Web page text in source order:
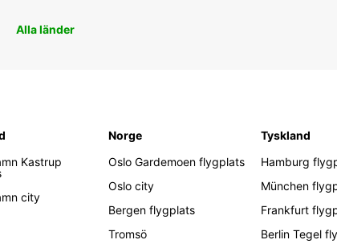
Alla länder
Kastrup
city
Norge
Oslo Gardemoen flygplats
Oslo city
Bergen flygplats
Tromsö
Tyskland
Hamburg
München
Frankfurt
Berlin Tegel